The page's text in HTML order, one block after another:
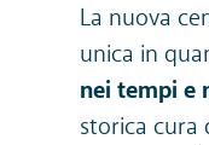
La nuova
unica in
nei tempi e
storica cura